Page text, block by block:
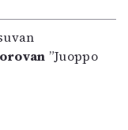
”Juoppo